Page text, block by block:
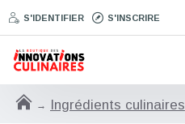
S'IDENTIFIER S'INSCRIRE
Ingrédients culinaires